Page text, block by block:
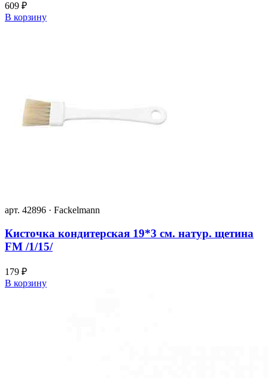
609 ₽
В корзину
арт. 42896 · Fackelmann
Кисточка кондитерская 19*3 см. натур. щетина
FM /1/15/
179 ₽
В корзину